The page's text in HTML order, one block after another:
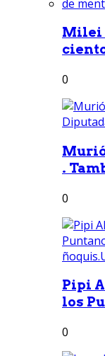
Milei
0
.
0
Pipi
los
0